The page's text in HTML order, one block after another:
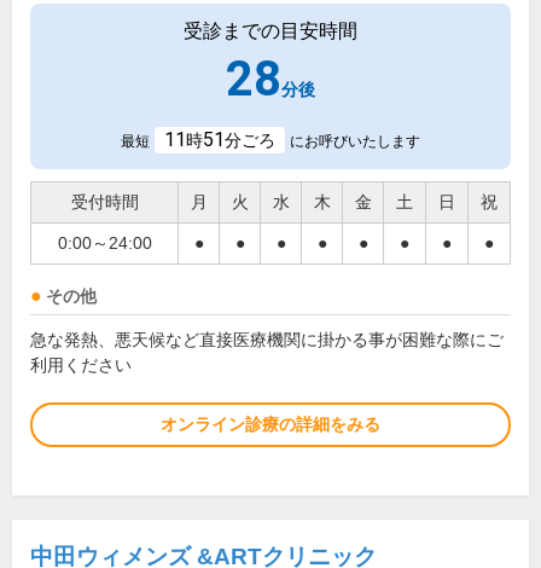
受診までの目安時間
28分後
最短 11時51分ごろ にお呼びいたします
受付時間 月 火 水 木 金 土 日 祝
0:00～24:00 ● ● ● ● ● ● ● ●
その他
急な発熱、悪天候など直接医療機関に掛かる事が困難な際にご
利用ください
オンライン診療の詳細をみる
中田ウィメンズ &ARTクリニック